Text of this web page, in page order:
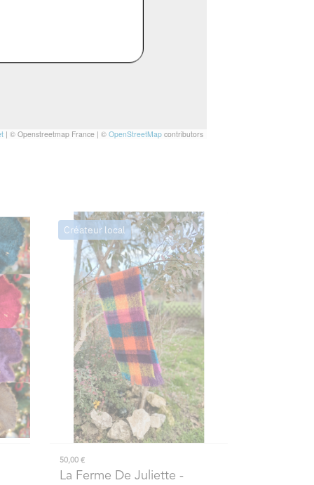
| © Openstreetmap France | © OpenStreetMapcontributors
Créateur local
50,00 €
La Ferme De Juliette -